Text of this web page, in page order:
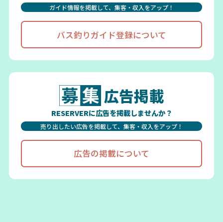
ガイド情報を掲載して、集客・収入をアップ！
バス釣りガイド登録について
広告掲載
RESERVERに広告を掲載しませんか？
売り出したい広告を掲載して、集客・収入をアップ！
広告の掲載について